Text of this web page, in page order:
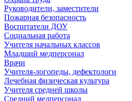
Руководители, заместители
Пожарная безопасность
Воспитатели ДОУ
Социальная работа
Учителя начальных классов
Младший медперсонал
Врачи
Учителя-логопеды, дефектологи
Лечебная физическая культура
Учителя средней школы
Средний медперсонал